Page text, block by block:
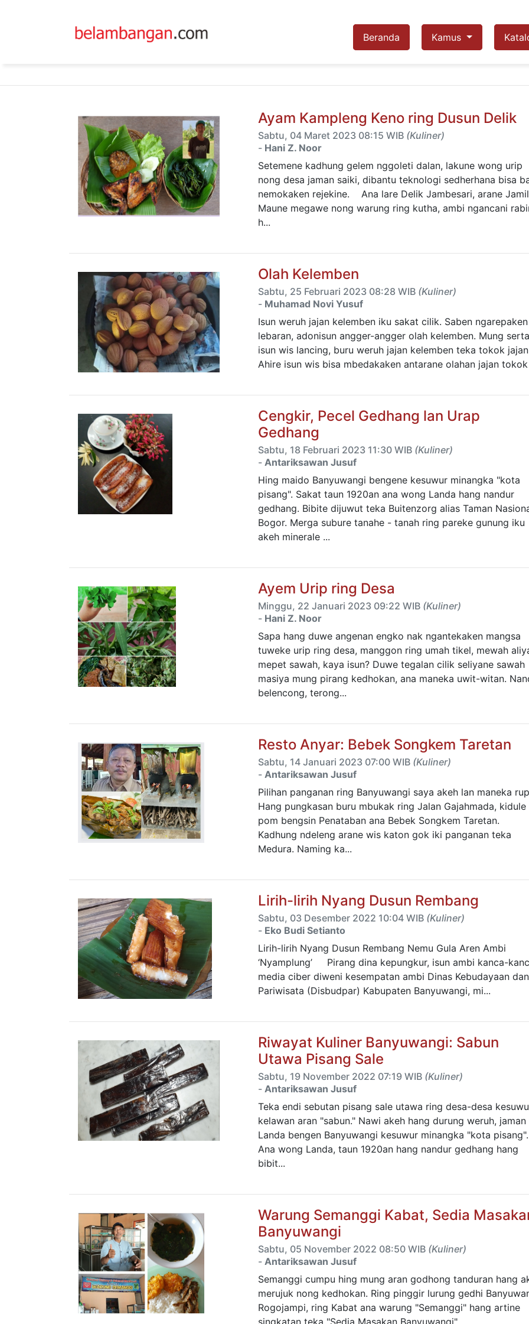
Beranda Kamus
Ayam Kampleng Keno ring Dusun Delik
Sabtu, 04 Maret 2023 08:15 WIB (Kuliner)
- Hani Z. Noor
Setemene kadhung gelem nggoleti dalan, lakune wong urip
nong desa jaman saiki, dibantu teknologi sedherhana bisa
nemokaken rejekine. Ana lare Delik Jambesari, arane
Maune megawe nong warung ring kutha, ambi ngancani
h...
Olah Kelemben
Sabtu, 25 Februari 2023 08:28 WIB (Kuliner)
- Muhamad Novi Yusuf
Isun weruh jajan kelemben iku sakat cilik. Saben ngarepaken
lebaran, adonisun angger-angger olah kelemben. Mung serta
isun wis lancing, buru weruh jajan kelemben teka tokok
Ahire isun wis bisa mbedakaken antarane olahan jajan
Cengkir, Pecel Gedhang lan Urap
Gedhang
Sabtu, 18 Februari 2023 11:30 WIB (Kuliner)
- Antariksawan Jusuf
Hing maido Banyuwangi bengene kesuwur minangka "kota
pisang". Sakat taun 1920an ana wong Landa hang nandur
gedhang. Bibite dijuwut teka Buitenzorg alias Taman
Bogor. Merga subure tanahe - tanah ring pareke gunung iku
akeh minerale ...
Ayem Urip ring Desa
Minggu, 22 Januari 2023 09:22 WIB (Kuliner)
- Hani Z. Noor
Sapa hang duwe angenan engko nak ngantekaken mangsa
tuweke urip ring desa, manggon ring umah tikel, mewah
mepet sawah, kaya isun? Duwe tegalan cilik seliyane sawah
masiya mung pirang kedhokan, ana maneka uwit-witan.
belencong, terong...
Resto Anyar: Bebek Songkem Taretan
Sabtu, 14 Januari 2023 07:00 WIB (Kuliner)
- Antariksawan Jusuf
Pilihan panganan ring Banyuwangi saya akeh lan maneka
Hang pungkasan buru mbukak ring Jalan Gajahmada, kidule
pom bengsin Penataban ana Bebek Songkem Taretan.
Kadhung ndeleng arane wis katon gok iki panganan teka
Medura. Naming ka...
Lirih-lirih Nyang Dusun Rembang
Sabtu, 03 Desember 2022 10:04 WIB (Kuliner)
- Eko Budi Setianto
Lirih-lirih Nyang Dusun Rembang Nemu Gula Aren Ambi
‘Nyamplung’ Pirang dina kepungkur, isun ambi kanca-
media ciber diweni kesempatan ambi Dinas Kebudayaan dan
Pariwisata (Disbudpar) Kabupaten Banyuwangi, mi...
Riwayat Kuliner Banyuwangi: Sabun
Utawa Pisang Sale
Sabtu, 19 November 2022 07:19 WIB (Kuliner)
- Antariksawan Jusuf
Teka endi sebutan pisang sale utawa ring desa-desa
kelawan aran "sabun." Nawi akeh hang durung weruh, jaman
Landa bengen Banyuwangi kesuwur minangka "kota pisang".
Ana wong Landa, taun 1920an hang nandur gedhang hang
bibit...
Warung Semanggi Kabat, Sedia
Banyuwangi
Sabtu, 05 November 2022 08:50 WIB (Kuliner)
- Antariksawan Jusuf
Semanggi cumpu hing mung aran godhong tanduran hang
merujuk nong kedhokan. Ring pinggir lurung gedhi
Rogojampi, ring Kabat ana warung "Semanggi" hang artine
singkatan teka "Sedia Masakan Banyuwangi". ...